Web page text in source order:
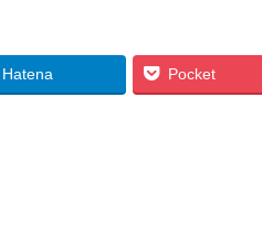
Hatena Pocket